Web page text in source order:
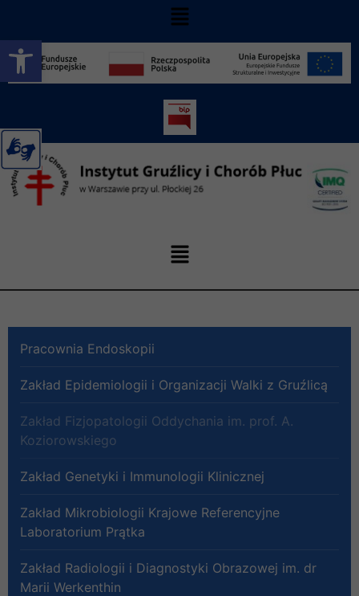
Otwórz pasek narzędzi
Pracownia Endoskopii
Zakład Epidemiologii i Organizacji Walki z Gruźlicą
Zakład Fizjopatologii Oddychania im. prof. A.
Koziorowskiego
Zakład Genetyki i Immunologii Klinicznej
Zakład Mikrobiologii Krajowe Referencyjne
Laboratorium Prątka
Zakład Radiologii i Diagnostyki Obrazowej im. dr
Marii Werkenthin